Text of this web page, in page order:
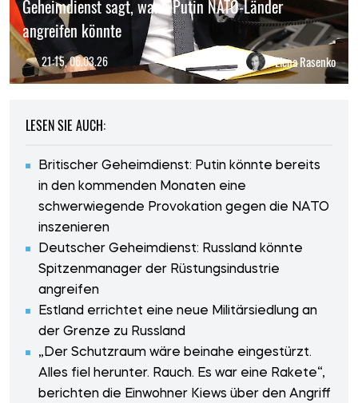
Geheimdienst sagt, wann Putin NATO-Länder
angreifen könnte
21:15, 06.03.26 Elena Rasenko
LESEN SIE AUCH:
Britischer Geheimdienst: Putin könnte bereits
in den kommenden Monaten eine
schwerwiegende Provokation gegen die NATO
inszenieren
Deutscher Geheimdienst: Russland könnte
Spitzenmanager der Rüstungsindustrie
angreifen
Estland errichtet eine neue Militärsiedlung an
der Grenze zu Russland
„Der Schutzraum wäre beinahe eingestürzt.
Alles fiel herunter. Rauch. Es war eine Rakete“,
berichten die Einwohner Kiews über den Angriff